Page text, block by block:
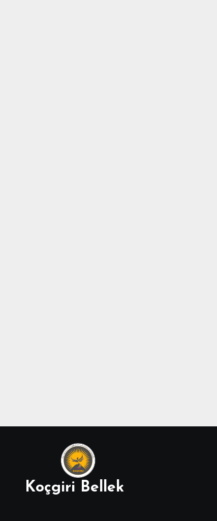
Koçgiri Bellek